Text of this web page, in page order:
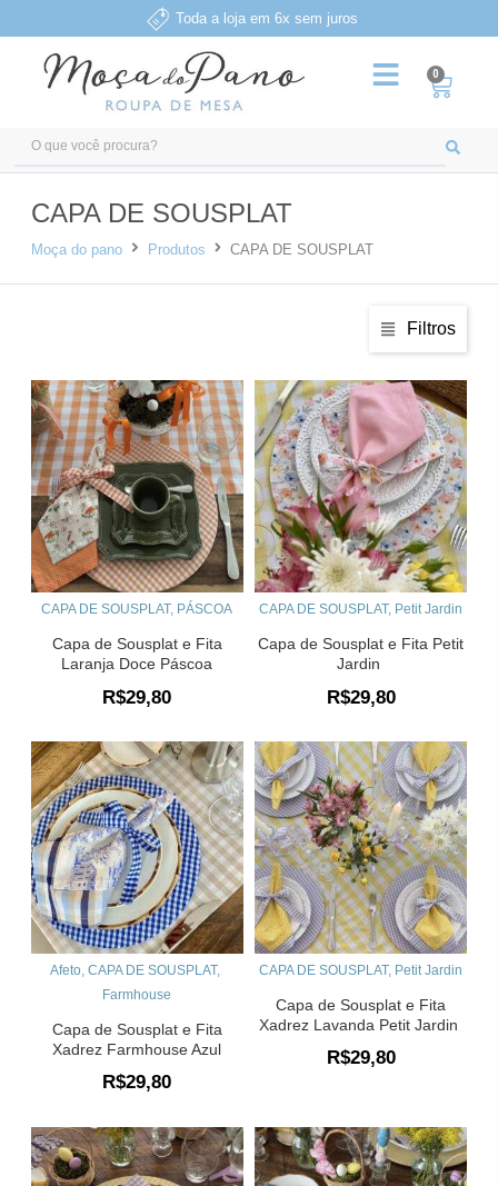
para
conteúdo
Toda a loja em 6x sem juros
0
Pesquisar
CAPA DE SOUSPLAT
Moça do pano Produtos CAPA DE SOUSPLAT
Filtros
CAPA DE SOUSPLAT, PÁSCOA
Capa de Sousplat e Fita
Laranja Doce Páscoa
R$29,80
CAPA DE SOUSPLAT, Petit Jardin
Capa de Sousplat e Fita Petit
Jardin
R$29,80
Afeto,CAPA DE SOUSPLAT,
Farmhouse
Capa de Sousplat e Fita
Xadrez Farmhouse Azul
R$29,80
CAPA DE SOUSPLAT, Petit Jardin
Capa de Sousplat e Fita
Xadrez Lavanda Petit Jardin
R$29,80